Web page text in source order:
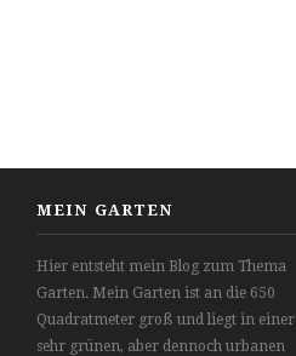
MEIN GARTEN
Hier entsteht mein Blog zum Thema
Garten. Mein Garten ist an die 650
Quadratmeter groß und liegt in einer
sehr grünen, aber dennoch urbanen